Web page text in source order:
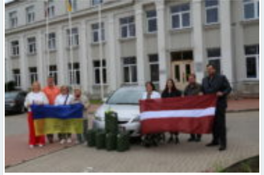
No Valmieras uz Ukrainu ceļā dodas vēl viena humānās palīdzības
automašīna